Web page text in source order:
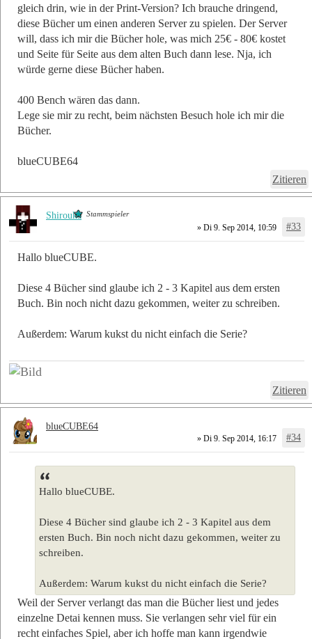
gleich drin, wie in der Print-Version? Ich brauche dringend,
diese Bücher um einen anderen Server zu spielen. Der Server
will, dass ich mir die Bücher hole, was mich 25€ - 80€ kostet
und Seite für Seite aus dem alten Buch dann lese. Nja, ich
würde gerne diese Bücher haben.
400 Bench wären das dann.
Lege sie mir zu recht, beim nächsten Besuch hole ich mir die
Bücher.
blueCUBE64
Zitieren
» Di 9. Sep 2014, 10:59 #33
Hallo blueCUBE.
Diese 4 Bücher sind glaube ich 2 - 3 Kapitel aus dem ersten
Buch. Bin noch nicht dazu gekommen, weiter zu schreiben.
Außerdem: Warum kukst du nicht einfach die Serie?
Zitieren
Shirouka Stammspieler
» Di 9. Sep 2014, 16:17 #34
Hallo blueCUBE.
Diese 4 Bücher sind glaube ich 2 - 3 Kapitel aus dem
ersten Buch. Bin noch nicht dazu gekommen, weiter zu
schreiben.
Außerdem: Warum kukst du nicht einfach die Serie?
Weil der Server verlangt das man die Bücher liest und jedes
einzelne Detai kennen muss. Sie verlangen sehr viel für ein
recht einfaches Spiel, aber ich hoffe man kann irgendwie
blueCUBE64